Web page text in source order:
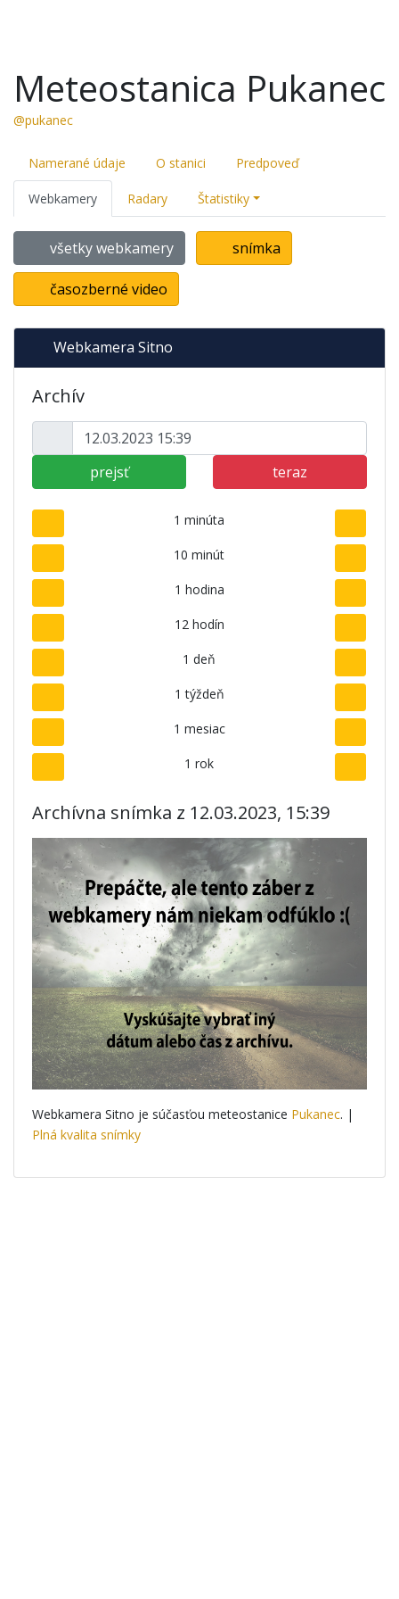
Meteostanica Pukanec
@pukanec
Namerané údaje O stanici Predpoveď
Webkamery Radary Štatistiky
všetky webkamery snímka
časozberné video
Webkamera Sitno
Archív
prejsť teraz
1 minúta
10 minút
1 hodina
12 hodín
1 deň
1 týždeň
1 mesiac
1 rok
Archívna snímka z 12.03.2023, 15:39
Webkamera Sitno je súčasťou meteostanice Pukanec. |
Plná kvalita snímky